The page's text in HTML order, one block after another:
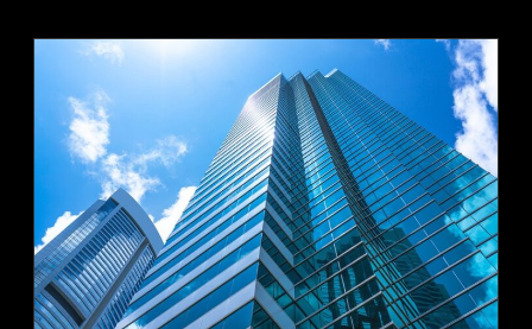
MÉXICO
PARA
EMPRESA
DE
SOFTWARE
DE
CRM
E
HELPDESK